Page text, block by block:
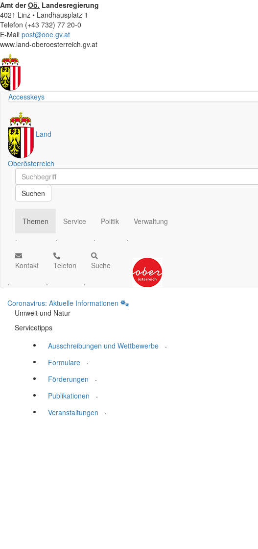
Amt derOö. Landesregierung
4021 Linz • Landhausplatz 1
Telefon (+43 732) 77 20-0
E-Mail post@ooe.gv.at
www.land-oberoesterreich.gv.at
Accesskeys
Land
Oberösterreich
Schnellsuche
Schnellsuche
Suchen
Themen
.
Service
.
Politik
.
Verwaltung
.
Kontakt
.
Telefon
.
Suche
.
Coronavirus: Aktuelle Informationen
Umwelt und Natur
Servicetipps
Ausschreibungen und Wettbewerbe
.
Formulare
.
Förderungen
.
Publikationen
.
Veranstaltungen
.